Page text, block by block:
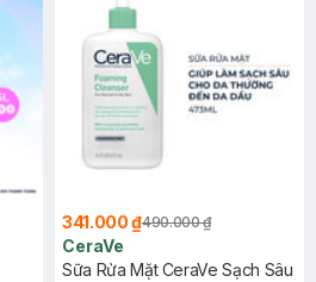
341.000 ₫490.000 ₫
CeraVe
Sữa Rửa Mặt CeraVe Sạch Sâu